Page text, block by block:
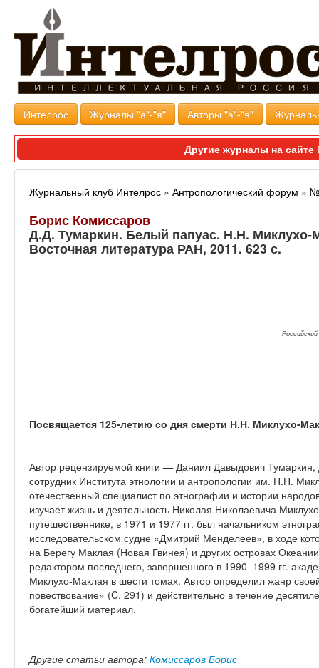
Интелрос Журналы "а"-"я" Авторы "а"-"я"
Другие журналы на
Журнальный клуб Интелрос » Антропологический форум »
Борис Комиссаров
Д.Д. Тумаркин. Белый папуас. Н.Н.
Восточная литература РАН, 2011. 623 с.
Посвящается 125-летию со дня смерти Н.Н. Миклухо-
Автор рецензируемой книги — Даниил Давыдович Тумаркин,
сотрудник Института этнологии и антропологии им. Н.Н.
отечественный специалист по этнографии и истории
изучает жизнь и деятельность Николая Николаевича
путешественнике, в 1971 и 1977 гг. был начальником
исследовательском судне «Дмитрий Менделеев», в ходе
на Берегу Маклая (Новая Гвинея) и других островах
редактором последнего, завершенного в 1990–1999 гг.
Миклухо-Маклая в шести томах. Автор определил жанр
повествование» (C. 291) и действительно в течение
богатейший материал.
Другие статьи автора: Комиссаров Борис